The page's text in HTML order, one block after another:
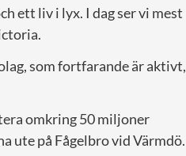
ett liv i lyx. I dag ser vi mest
som fortfarande är aktivt,
omkring 50 miljoner
ute på Fågelbro vid Värmdö.